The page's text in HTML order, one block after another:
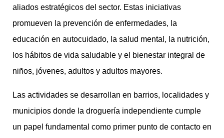
aliados estratégicos del sector. Estas iniciativas
promueven la prevención de enfermedades, la
educación en autocuidado, la salud mental, la nutrición,
los hábitos de vida saludable y el bienestar integral de
niños, jóvenes, adultos y adultos mayores.
Las actividades se desarrollan en barrios, localidades y
municipios donde la droguería independiente cumple
un papel fundamental como primer punto de contacto en